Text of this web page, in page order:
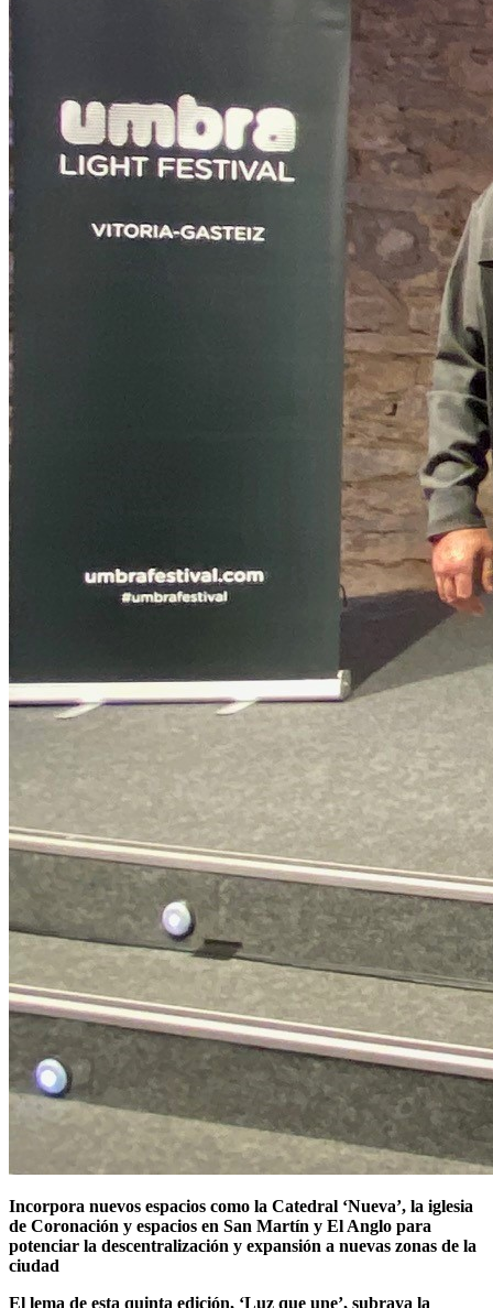
Incorpora nuevos espacios como la Catedral ‘Nueva’, la iglesia
de Coronación y espacios en San Martín y El Anglo para
potenciar la descentralización y expansión a nuevas zonas de la
ciudad
El lema de esta quinta edición, ‘Luz que une’, subraya la